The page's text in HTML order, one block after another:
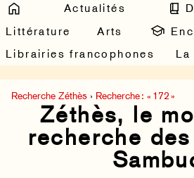
Actualités
Littérature
Arts
Librairies francophones
La
Recherche Zéthès › Recherche : « 172 »
Zéthès, le
recherche